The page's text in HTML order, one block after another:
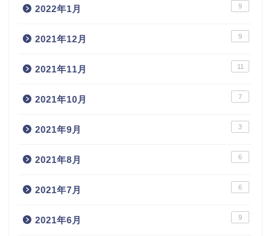
2022年1月 9
2021年12月 9
2021年11月 11
2021年10月 7
2021年9月 3
2021年8月 6
2021年7月 6
2021年6月 9